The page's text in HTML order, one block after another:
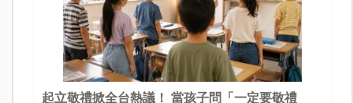
起立敬禮掀全台熱議！ 當孩子問「一定要敬禮